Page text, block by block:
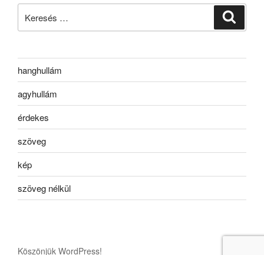
hanghullám
agyhullám
érdekes
szöveg
kép
szöveg nélkül
Köszönjük WordPress!